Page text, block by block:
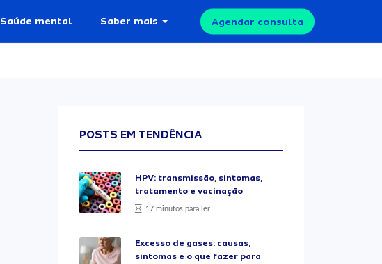
Saúde mental Saber mais Agendar consulta
POSTS EM TENDÊNCIA
HPV: transmissão, sintomas,
tratamento e vacinação
17 minutos para ler
Excesso de gases: causas,
sintomas e o que fazer para